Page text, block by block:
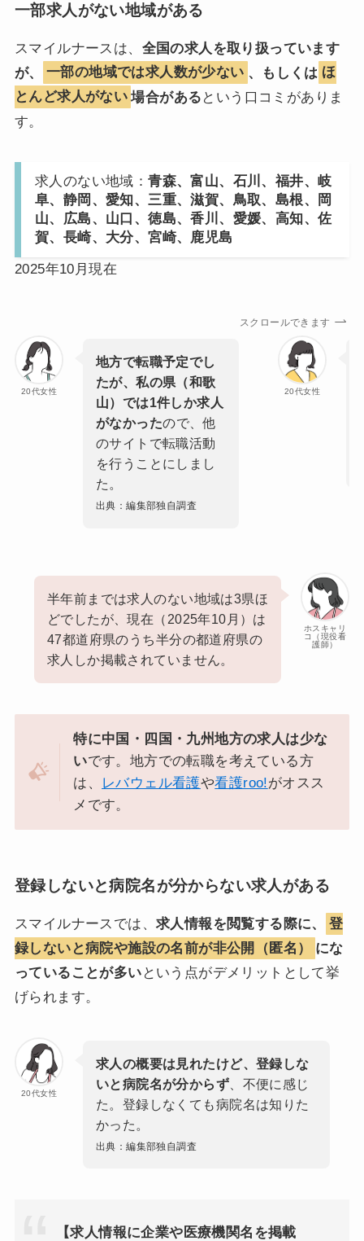
一部求人がない地域がある
スマイルナースは、 全国の求人を取り扱っています
が、
一部の地域では求人数が少ない 、もしくは ほ
とんど求人がない 場合がある という口コミがありま
す。
求人のない地域：青森、富山、石川、福井、岐
阜、静岡、愛知、三重、滋賀、鳥取、島根、岡
山、広島、山口、徳島、香川、愛媛、高知、佐
賀、長崎、大分、宮崎、鹿児島
2025年10月現在
スクロールできます
20代女性
地方で転職予定でし
たが、私の県（和歌
山）では1件しか求人
がなかったので、他
のサイトで転職活動
を行うことにしまし
た。
出典：編集部独自調査
20代女性
ホスキャリ
コ（現役看
護師）
半年前までは求人のない地域は3県ほ
どでしたが、現在（2025年10月）は
47都道府県のうち半分の都道府県の
求人しか掲載されていません。
特に中国・四国・九州地方の求人は少な
いです。地方での転職を考えている方
は、
レバウェル看護や看護roo!がオスス
メです。
登録しないと病院名が分からない求人がある
スマイルナースでは、 求人情報を閲覧する際に、
登
録しないと病院や施設の名前が非公開（匿名）
にな
っていることが多い という点がデメリットとして挙
げられます。
20代女性
求人の概要は見れたけど、登録しな
いと病院名が分からず 、不便に感じ
た。登録しなくても病院名は知りた
かった。
出典：編集部独自調査
【求人情報に企業や医療機関名を掲載